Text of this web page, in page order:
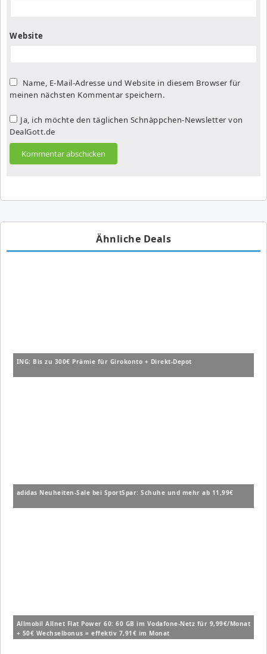
Website
Name, E-Mail-Adresse und Website in diesem Browser für
meinen nächsten Kommentar speichern.
Ja, ich möchte den täglichen Schnäppchen-Newsletter von
DealGott.de
Ähnliche Deals
ING: Bis zu 300€ Prämie für Girokonto + Direkt-Depot
adidas Neuheiten-Sale bei SportSpar: Schuhe und mehr ab 11,99€
Allmobil Allnet Flat Power 60: 60 GB im Vodafone-Netz für 9,99€/Monat
+ 50€ Wechselbonus = effektiv 7,91€ im Monat